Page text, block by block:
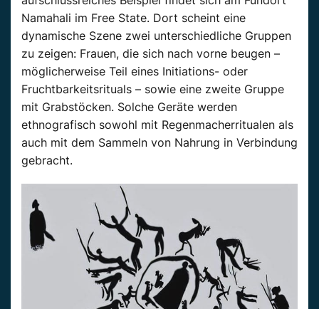
Namahali im Free State. Dort scheint eine
dynamische Szene zwei unterschiedliche Gruppen
zu zeigen: Frauen, die sich nach vorne beugen –
möglicherweise Teil eines Initiations- oder
Fruchtbarkeitsrituals – sowie eine zweite Gruppe
mit Grabstöcken. Solche Geräte werden
ethnografisch sowohl mit Regenmacherritualen als
auch mit dem Sammeln von Nahrung in Verbindung
gebracht.